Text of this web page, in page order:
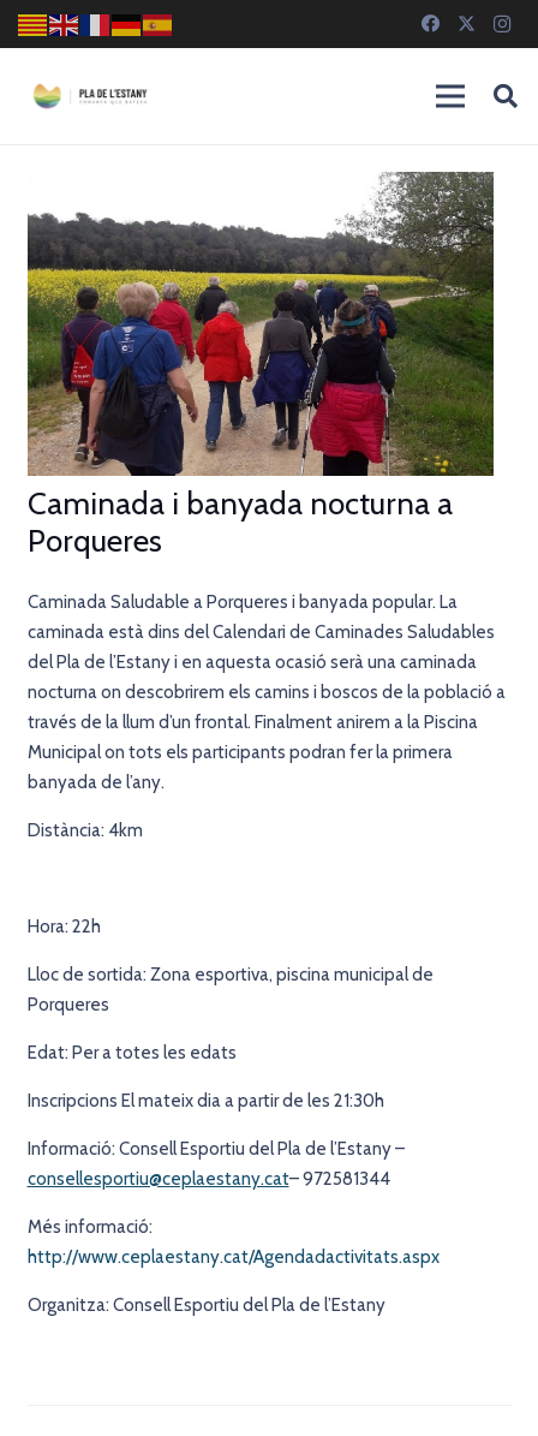
Caminada i banyada nocturna a
Porqueres
Caminada Saludable a Porqueres i banyada popular. La
caminada està dins del Calendari de Caminades Saludables
del Pla de l’Estany i en aquesta ocasió serà una caminada
nocturna on descobrirem els camins i boscos de la població a
través de la llum d’un frontal. Finalment anirem a la Piscina
Municipal on tots els participants podran fer la primera
banyada de l’any.
Distància: 4km
Hora: 22h
Lloc de sortida: Zona esportiva, piscina municipal de
Porqueres
Edat: Per a totes les edats
Inscripcions El mateix dia a partir de les 21:30h
Informació: Consell Esportiu del Pla de l’Estany –
consellesportiu@ceplaestany.cat– 972581344
Més informació:
http://www.ceplaestany.cat/Agendadactivitats.aspx
Organitza: Consell Esportiu del Pla de l’Estany